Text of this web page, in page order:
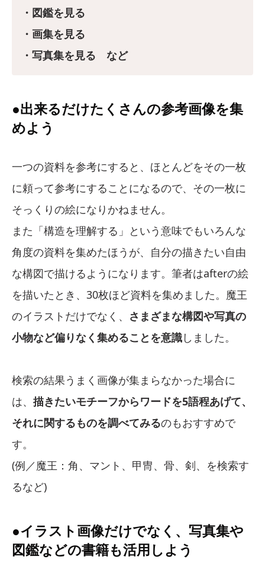
・図鑑を見る
・画集を見る
・写真集を見る など
●出来るだけたくさんの参考画像を集
めよう
一つの資料を参考にすると、ほとんどをその一枚
に頼って参考にすることになるので、その一枚に
そっくりの絵になりかねません。
また「構造を理解する」という意味でもいろんな
角度の資料を集めたほうが、自分の描きたい自由
な構図で描けるようになります。筆者はafterの絵
を描いたとき、30枚ほど資料を集めました。魔王
のイラストだけでなく、 さまざまな構図や写真の
小物など偏りなく集めることを意識しました。
検索の結果うまく画像が集まらなかった場合に
は、 描きたいモチーフからワードを5語程あげて、
それに関するものを調べてみるのもおすすめで
す。
(例／魔王：角、マント、甲冑、骨、剣、を検索す
るなど)
●イラスト画像だけでなく、写真集や
図鑑などの書籍も活用しよう